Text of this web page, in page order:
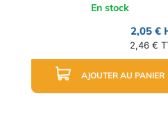
En stock
2,05 €
2,46 €
AJOUTER AU PANIER